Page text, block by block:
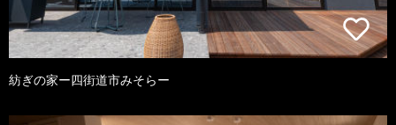
紡ぎの家ー四街道市みそらー